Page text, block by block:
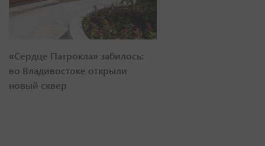
«Сердце Патрокла» забилось:
во Владивостоке открыли
новый сквер